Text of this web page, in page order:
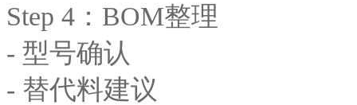
Step 4：BOM整理
- 型号确认
- 替代料建议